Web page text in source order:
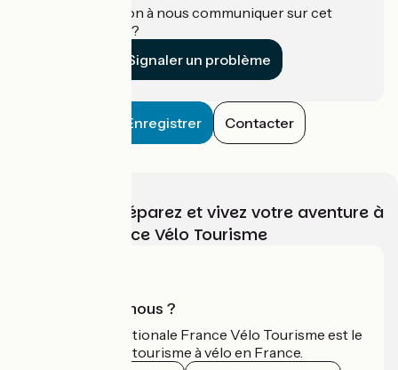
Une information à nous communiquer sur cet
établissement ?
Signaler un problème
Enregistrer Contacter
Choisissez, préparez et vivez votre aventure à
vélo avec France Vélo Tourisme
Qui sommes-nous ?
L'association nationale France Vélo Tourisme est le
guide officiel du tourisme à vélo en France.